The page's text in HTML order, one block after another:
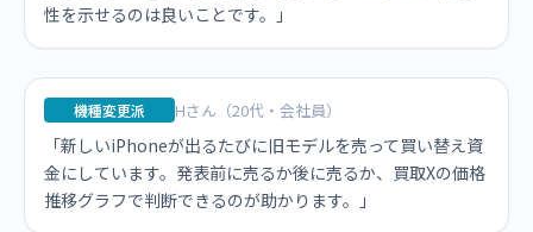
性を示せるのは良いことです。」
機種変更派 Hさん（20代・会社員）
「新しいiPhoneが出るたびに旧モデルを売って買い替え資
金にしています。発表前に売るか後に売るか、買取Xの価格
推移グラフで判断できるのが助かります。」